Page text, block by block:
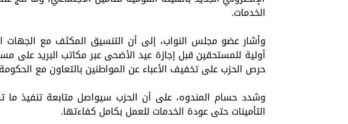
الخدمات.
أولية للمستحقين قبل إجازة عيد الأضحى عبر مكاتب البريد على
حرص الحزب على تخفيف الأعباء عن المواطنين بالتعاون مع
وشدد حسام المندوه، على أن الحزب سيواصل متابعة تنفيذ ما
التأمينات حتى عودة الخدمات للعمل بكامل كفاءتها.